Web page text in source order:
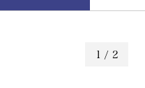
1 / 2